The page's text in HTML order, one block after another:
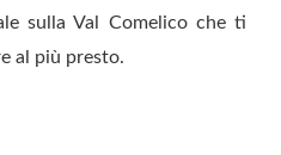
sulla Val Comelico che ti
al più presto.